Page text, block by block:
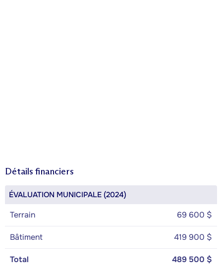
Détails financiers
ÉVALUATION MUNICIPALE (2024)
Terrain 69 600 $
Bâtiment 419 900 $
Total
489 500 $